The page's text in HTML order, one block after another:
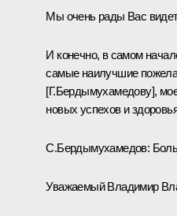
Мы очень рады Вас
И конечно, в самом
самые наилучшие
[Г.Бердымухамедову],
новых успехов и
С.Бердымухамедов:
Уважаемый Владимир